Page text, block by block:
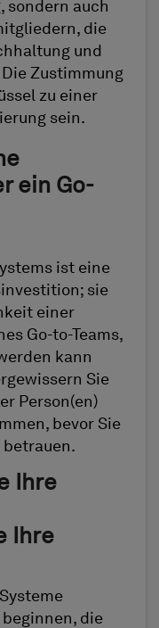
sondern auch
die
und
Zustimmung
zu einer
sein.
ein Go-
ist eine
sie
einer
Go-to-Teams,
kann
Sie
Person(en)
bevor Sie
Ihre
Ihre
die